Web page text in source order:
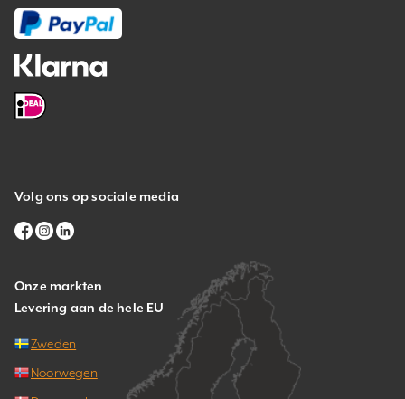
Volg ons op sociale media
Onze markten
Levering aan de hele EU
Zweden
Noorwegen